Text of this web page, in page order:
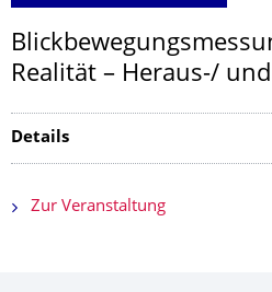
Realität – Heraus-/
Details
Zur Veranstaltung